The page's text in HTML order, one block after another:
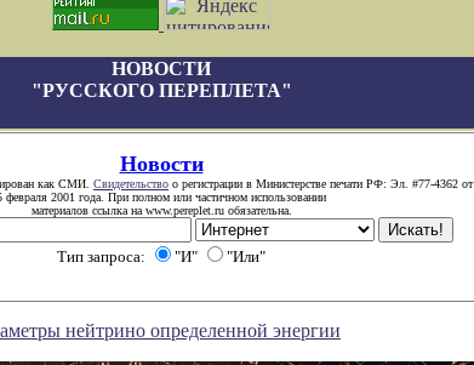
НОВОСТИ
"РУССКОГО ПЕРЕПЛЕТА"
Новости
как СМИ. Свидетельство о регистрации в Министерстве печати РФ: Эл. #77-4362 от
февраля 2001 года. При полном или частичном использовании
материалов ссылка на www.pereplet.ru обязательна.
Тип запроса: "И" "Или"
нейтрино определенной энергии